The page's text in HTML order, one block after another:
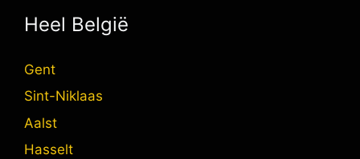
Heel België
Gent
Sint-Niklaas
Aalst
Hasselt